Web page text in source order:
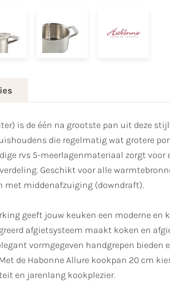
is de één na grootste pan uit deze
die regelmatig wat grotere
rvs 5-meerlagenmateriaal zorgt voor
Geschikt voor alle
middenafzuiging (downdraft).
geeft jouw keuken een moderne en
afgietsysteem maakt koken en
vormgegeven handgrepen bieden
de Habonne Allure kookpan 20 cm
en jarenlang kookplezier.